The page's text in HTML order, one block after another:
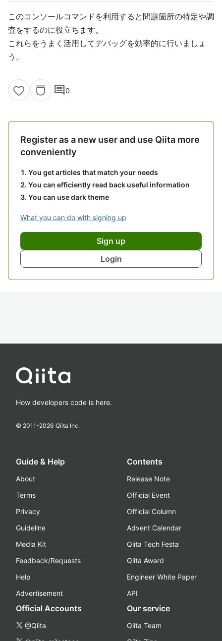
このコンソールコマンドを利用すると問題箇所の特定や調
査をするのに役立ちます。
これらをうまく活用してデバッグを効率的に行いましょ
う。
comment0
Register as a new user and use Qiita more
conveniently
You get articles that match your needs
You can efficiently read back useful information
You can use dark theme
What you can do with signing up
Sign up
Login
How developers code is here.
© 2011-2026 Qiita Inc.
Guide & Help
About
Terms
Privacy
Guideline
Media Kit
Feedback/Requests
Help
Advertisement
Contents
Release Note
Official Event
Official Column
Advent Calendar
Qiita Tech Festa
Qiita Award
Engineer White Paper
API
Official Accounts
@Qiita
Our service
Qiita Team